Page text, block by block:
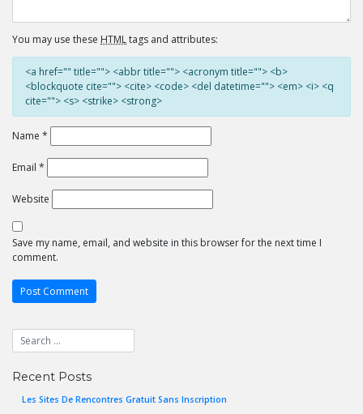
You may use these HTMLtags and attributes:
<a href="" title=""> <abbr title=""> <acronym title=""> <b>
<blockquote cite=""> <cite> <code> <del datetime=""> <em> <i> <q
cite=""> <s> <strike> <strong>
Name *
Email *
Website
Save my name, email, and website in this browser for the next time I
comment.
Recent Posts
Les Sites De Rencontres Gratuit Sans Inscription